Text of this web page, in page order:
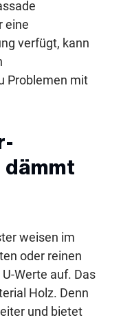
eine
verfügt, kann
Problemen mit
weisen im
oder reinen
Werte auf. Das
Holz. Denn
und bietet